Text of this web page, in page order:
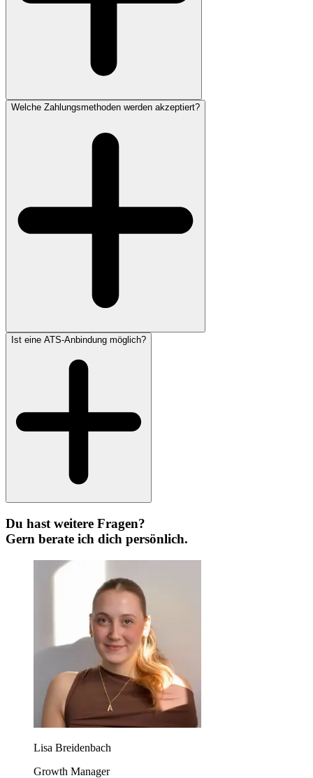
Welche Zahlungsmethoden werden akzeptiert?
Ist eine ATS-Anbindung möglich?
Du hast weitere Fragen?
Gern berate ich dich persönlich.
Lisa Breidenbach
Growth Manager